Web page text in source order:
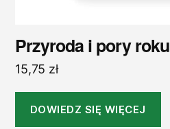
Przyroda i pory roku
15,75 zł
DOWIEDZ SIĘ WIĘCEJ